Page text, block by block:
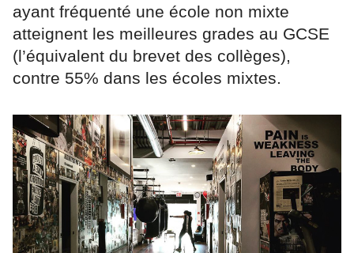
ayant fréquenté une école non mixte
atteignent les meilleures grades au GCSE
(l’équivalent du brevet des collèges),
contre 55% dans les écoles mixtes.